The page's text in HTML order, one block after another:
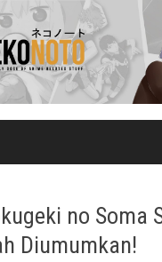
no Soma
Diumumkan!